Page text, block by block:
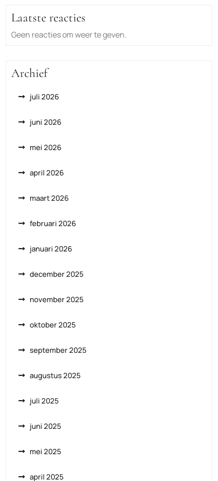
Laatste reacties
Geen reacties om weer te geven.
Archief
juli 2026
juni 2026
mei 2026
april 2026
maart 2026
februari 2026
januari 2026
december 2025
november 2025
oktober 2025
september 2025
augustus 2025
juli 2025
juni 2025
mei 2025
april 2025